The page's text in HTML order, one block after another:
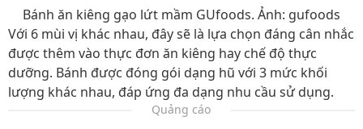
Bánh ăn kiêng gạo lứt mầm GUfoods. Ảnh: gufoods
Với 6 mùi vị khác nhau, đây sẽ là lựa chọn đáng cân nhắc
được thêm vào thực đơn ăn kiêng hay chế độ thực
dưỡng. Bánh được đóng gói dạng hũ với 3 mức khối
lượng khác nhau, đáp ứng đa dạng nhu cầu sử dụng.
Quảng cáo